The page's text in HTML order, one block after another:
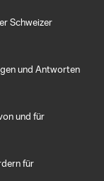
Schweizer
und Antworten
und für
für